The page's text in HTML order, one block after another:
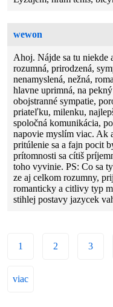
wewon
Ahoj. Nájde sa tu niekde
rozumná, prirodzená,
nenamyslená, nežná,
hlavne uprimná, na
obojstranné sympatie,
priateľku, milenku,
spoločná komunikácia,
napovie myslím viac. Ak
pritúlenie sa a fajn pocit
prítomnosti sa cítiš
toho vyvinie. PS: Co sa
ze aj celkom rozumny,
romanticky a citlivy typ
stihlej postavy jazycek
1 2 3
viac